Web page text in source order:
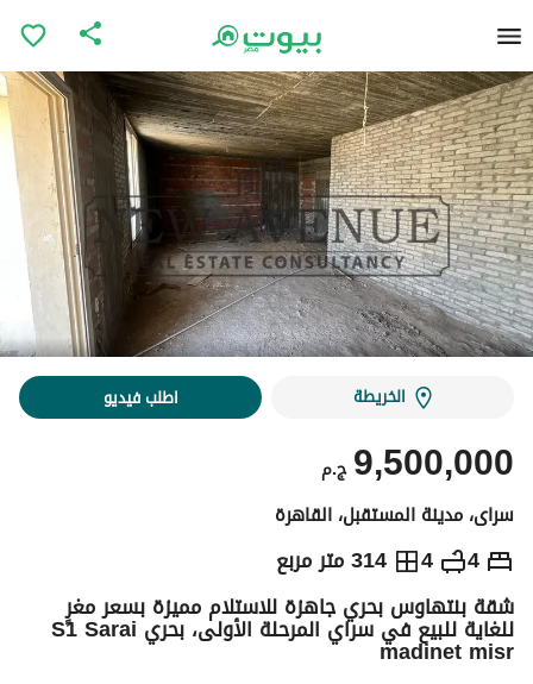
الخريطة اطلب فيديو
ج.م 9,500,000
سراى، مدينة المستقبل، القاهرة
4
4 314 متر مربع ج.م 9,500,000
التفاصيل الاتجاهات والمؤشرات رهن عقاري
شقة بنتهاوس بحري جاهزة للاستلام مميزة بسعر مغرٍ
للغاية للبيع في سراي المرحلة الأولى، بحري S1 Sarai
madinet misr